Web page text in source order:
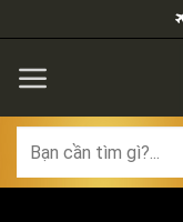
to
content
for: